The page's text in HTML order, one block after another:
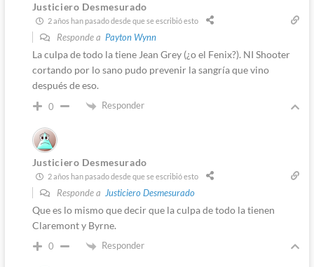
Justiciero Desmesurado
2 años han pasado desde que se escribió esto
Responde a Payton Wynn
La culpa de todo la tiene Jean Grey (¿o el Fenix?). NI Shooter
cortando por lo sano pudo prevenir la sangría que vino
después de eso.
0 Responder
Justiciero Desmesurado
2 años han pasado desde que se escribió esto
Responde a Justiciero Desmesurado
Que es lo mismo que decir que la culpa de todo la tienen
Claremont y Byrne.
0 Responder